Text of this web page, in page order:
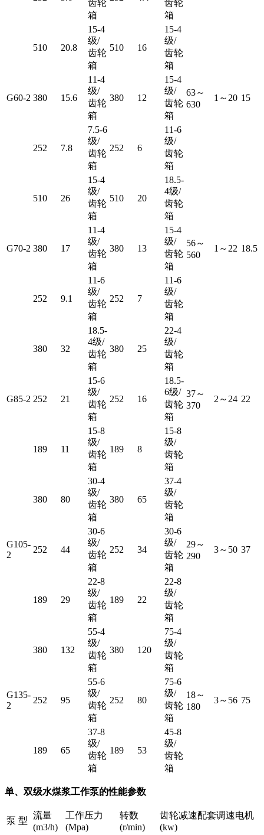
齿轮
箱
齿轮
箱
G60-2
510 20.8
15-4
级/
齿轮
箱
510 16
15-4
级/
齿轮
箱
63～
630
1～20 15
380 15.6
11-4
级/
齿轮
箱
380 12
15-4
级/
齿轮
箱
252 7.8
7.5-6
级/
齿轮
箱
252 6
11-6
级/
齿轮
箱
G70-2
510 26
15-4
级/
齿轮
箱
510 20
18.5-
4级/
齿轮
箱
56～
560
1～22 18.5
380 17
11-4
级/
齿轮
箱
380 13
15-4
级/
齿轮
箱
252 9.1
11-6
级/
齿轮
箱
252 7
11-6
级/
齿轮
箱
G85-2
380 32
18.5-
4级/
齿轮
箱
380 25
22-4
级/
齿轮
箱
37～
370
2～24 22
252 21
15-6
级/
齿轮
箱
252 16
18.5-
6级/
齿轮
箱
189 11
15-8
级/
齿轮
箱
189 8
15-8
级/
齿轮
箱
G105-
2
380 80
30-4
级/
齿轮
箱
380 65
37-4
级/
齿轮
箱
29～
290
3～50 37
252 44
30-6
级/
齿轮
箱
252 34
30-6
级/
齿轮
箱
189 29
22-8
级/
齿轮
箱
189 22
22-8
级/
齿轮
箱
G135-
2
380 132
55-4
级/
齿轮
箱
380 120
75-4
级/
齿轮
箱
18～
180
3～56 75
252 95
55-6
级/
齿轮
箱
252 80
75-6
级/
齿轮
箱
189 65
37-8
级/
齿轮
箱
189 53
45-8
级/
齿轮
箱
单、双级水煤浆工作泵的性能参数
泵 型
流量
(m3/h)
工作压力
(Mpa)
转数
(r/min)
齿轮减速配套调速电机
(kw)